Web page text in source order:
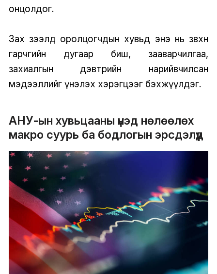
онцолдог.
Зах зээлд оролцогчдын хувьд энэ нь зөвхөн
гарчгийн дугаар биш, зааварчилгаа,
захиалгын дэвтрийн нарийвчилсан
мэдээллийг үнэлэх хэрэгцээг бэхжүүлдэг.
АНУ-ын хувьцааны үнэд нөлөөлөх
макро суурь ба бодлогын эрсдэлүүд